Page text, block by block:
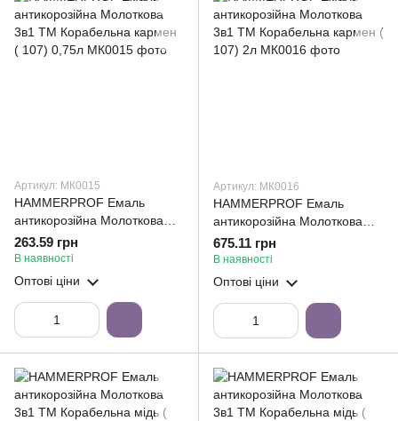
Артикул: МК0015
HAMMERPROF Емаль
антикорозійна Молоткова
3в1 ТМ Корабельна кармен
( 107) 0,75л
263.59 грн
В наявності
Оптові ціни
Артикул: МК0016
HAMMERPROF Емаль
антикорозійна Молоткова
3в1 ТМ Корабельна кармен (
107) 2л
675.11 грн
В наявності
Оптові ціни